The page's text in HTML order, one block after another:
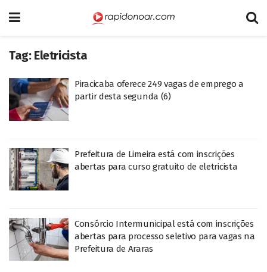
Tag: Eletricista
Piracicaba oferece 249 vagas de emprego a
partir desta segunda (6)
Prefeitura de Limeira está com inscrições
abertas para curso gratuito de eletricista
Consórcio Intermunicipal está com inscrições
abertas para processo seletivo para vagas na
Prefeitura de Araras